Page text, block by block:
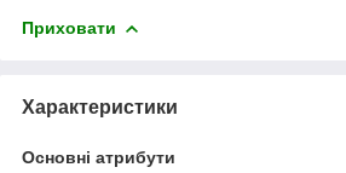
Приховати
Характеристики
Основні атрибути